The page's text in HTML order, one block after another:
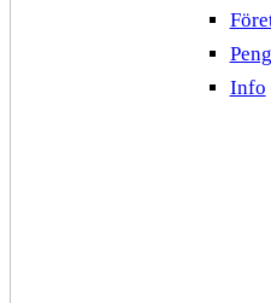
Info